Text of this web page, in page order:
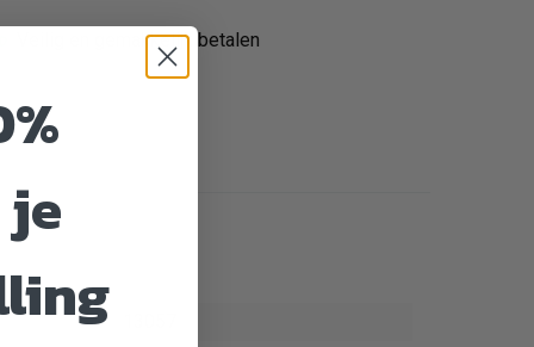
Veilig en gemakkelijk betalen